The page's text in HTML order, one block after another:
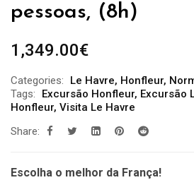
pessoas, (8h)
1,349.00€
Categories: Le Havre, Honfleur,
Tags:
Excursão Honfleur, Excursão
Honfleur, Visita Le Havre
Share:
Escolha o melhor da França!